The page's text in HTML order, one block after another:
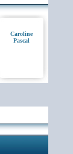
Caroline
Pascal